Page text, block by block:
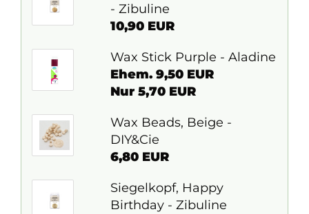
- Zibuline
10,90 EUR
Wax Stick Purple - Aladine
Ehem. 9,50 EUR
Nur 5,70 EUR
Wax Beads, Beige -
DIY&Cie
6,80 EUR
Siegelkopf, Happy
Birthday - Zibuline